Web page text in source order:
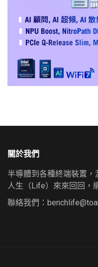
關於我們
半導體到各種終端裝置，
人生（Life）來來回回，
聯絡我們：